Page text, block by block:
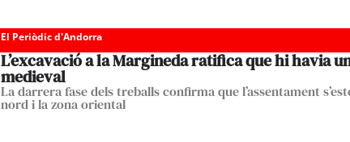
El Periòdic d'Andorra
L’excavació a la Margineda ratifica que hi havia
medieval
La darrera fase dels treballs confirma que l’assentament
nord i la zona oriental